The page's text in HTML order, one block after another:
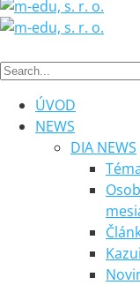
ÚVOD
NEWS
DIA NEWS